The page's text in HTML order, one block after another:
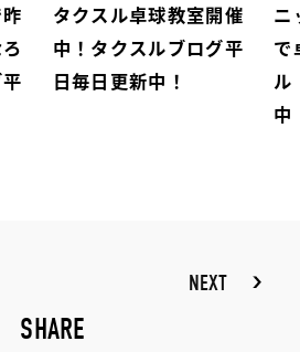
タクスル卓球教室開催
中！タクスルブログ平
日毎日更新中！
ニ
で
ル
中
NEXT
SHARE